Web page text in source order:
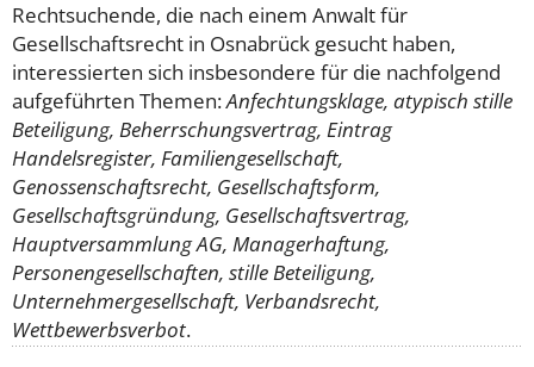
Rechtsuchende, die nach einem Anwalt für
Gesellschaftsrecht in Osnabrück gesucht haben,
interessierten sich insbesondere für die nachfolgend
aufgeführten Themen:Anfechtungsklage, atypisch stille
Beteiligung, Beherrschungsvertrag, Eintrag
Handelsregister, Familiengesellschaft,
Genossenschaftsrecht, Gesellschaftsform,
Gesellschaftsgründung, Gesellschaftsvertrag,
Hauptversammlung AG, Managerhaftung,
Personengesellschaften, stille Beteiligung,
Unternehmergesellschaft, Verbandsrecht,
Wettbewerbsverbot.